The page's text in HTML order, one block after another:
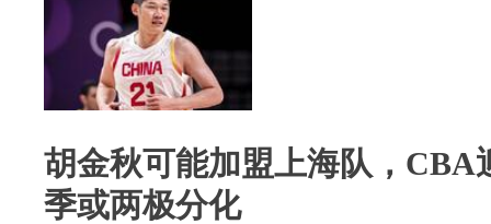
胡金秋可能加盟上海队，CBA
季或两极分化